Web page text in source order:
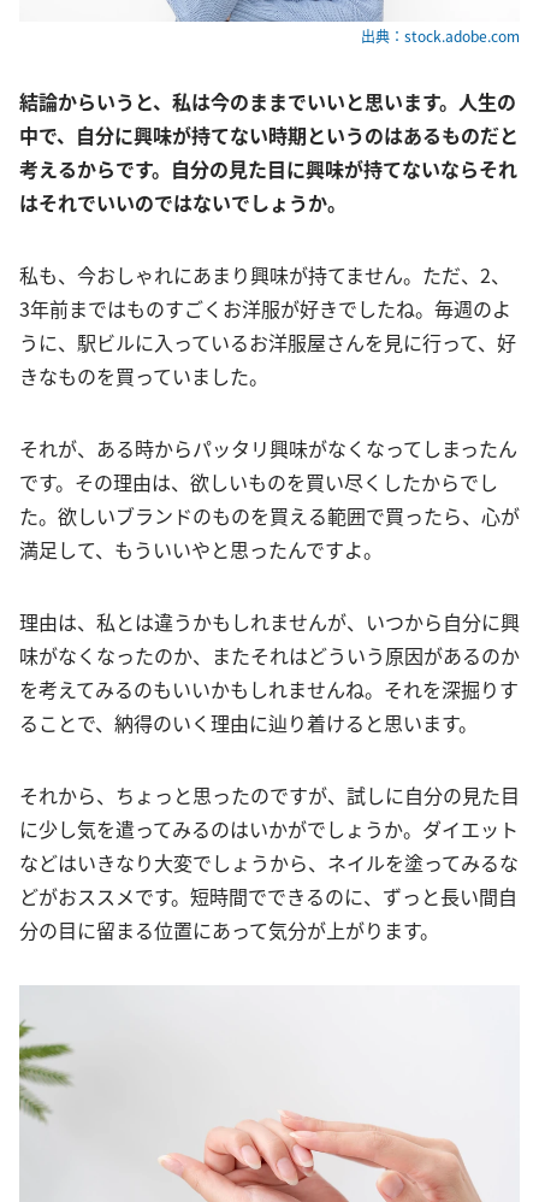
出典：stock.adobe.com
結論からいうと、私は今のままでいいと思います。人生の
中で、自分に興味が持てない時期というのはあるものだと
考えるからです。自分の見た目に興味が持てないならそれ
はそれでいいのではないでしょうか。
私も、今おしゃれにあまり興味が持てません。ただ、2、
3年前まではものすごくお洋服が好きでしたね。毎週のよ
うに、駅ビルに入っているお洋服屋さんを見に行って、好
きなものを買っていました。
それが、ある時からパッタリ興味がなくなってしまったん
です。その理由は、欲しいものを買い尽くしたからでし
た。欲しいブランドのものを買える範囲で買ったら、心が
満足して、もういいやと思ったんですよ。
理由は、私とは違うかもしれませんが、いつから自分に興
味がなくなったのか、またそれはどういう原因があるのか
を考えてみるのもいいかもしれませんね。それを深掘りす
ることで、納得のいく理由に辿り着けると思います。
それから、ちょっと思ったのですが、試しに自分の見た目
に少し気を遣ってみるのはいかがでしょうか。ダイエット
などはいきなり大変でしょうから、ネイルを塗ってみるな
どがおススメです。短時間でできるのに、ずっと長い間自
分の目に留まる位置にあって気分が上がります。